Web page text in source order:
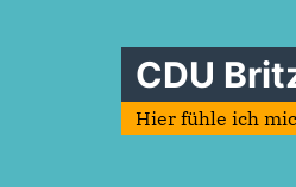
CDU
Hier fühle ich